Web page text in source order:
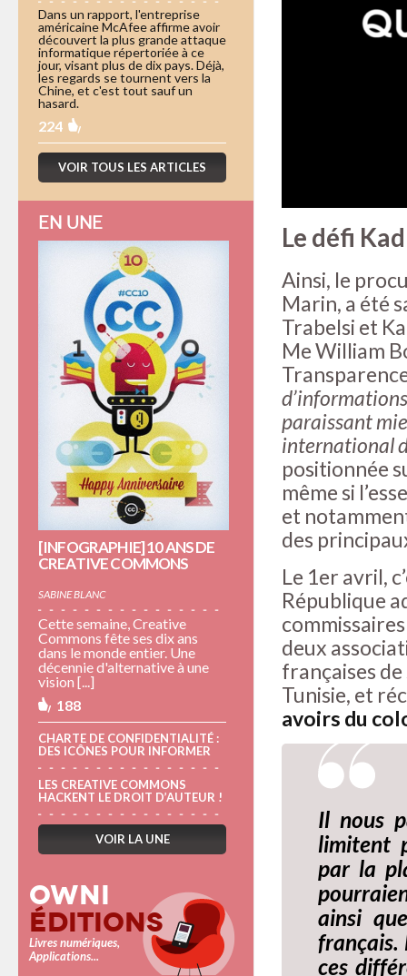
Le défi
Ainsi, le
Marin, a été
Trabelsi et
Me William
paraissant
international
positionnée
même si
et
des
Le 1er avril,
République
deux
françaises de
Tunisie, et
avoirs du
Il nous
limitent
par la
ainsi
français.
ces
Dans un rapport, l'entreprise
américaine McAfee affirme avoir
découvert la plus grande attaque
informatique répertoriée à ce
jour, visant plus de dix pays. Déjà,
les regards se tournent vers la
Chine, et c'est tout sauf un
hasard.
224
VOIR TOUS LES ARTICLES
EN UNE
[INFOGRAPHIE] 10 ANS DE
CREATIVE COMMONS
SABINE BLANC
Cette semaine, Creative
Commons fête ses dix ans
dans le monde entier. Une
décennie d'alternative à une
vision [...]
188
CHARTE DE CONFIDENTIALITÉ :
DES ICÔNES POUR INFORMER
LES CREATIVE COMMONS
HACKENT LE DROIT D’AUTEUR !
VOIR LA UNE
Owni
Éditions
Livres numériques,
Applications...